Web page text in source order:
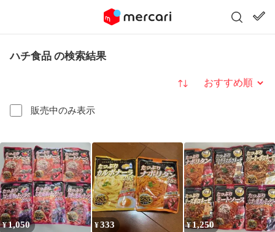
ハチ食品 の検索結果
販売中のみ表示
並び替え
¥1,050 ¥333 ¥1,250